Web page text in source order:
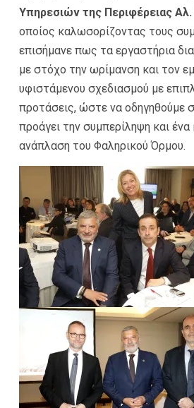
Υπηρεσιών της Περιφέρειας
οποίος καλωσορίζοντας τους
επισήμανε πως τα εργαστήρια
με στόχο την ωρίμανση και τον
υφιστάμενου σχεδιασμού με
προτάσεις, ώστε να οδηγηθούμε
προάγει την συμπερίληψη και ένα
ανάπλαση του Φαληρικού Όρμου.